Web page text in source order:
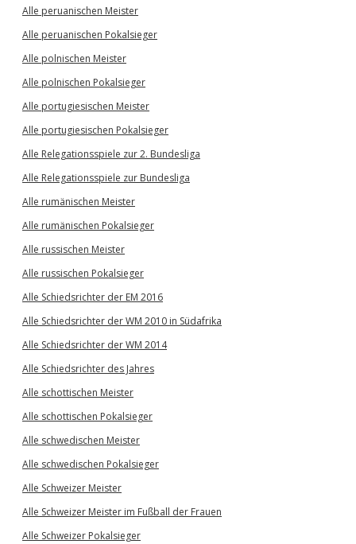
Alle peruanischen Meister
Alle peruanischen Pokalsieger
Alle polnischen Meister
Alle polnischen Pokalsieger
Alle portugiesischen Meister
Alle portugiesischen Pokalsieger
Alle Relegationsspiele zur 2. Bundesliga
Alle Relegationsspiele zur Bundesliga
Alle rumänischen Meister
Alle rumänischen Pokalsieger
Alle russischen Meister
Alle russischen Pokalsieger
Alle Schiedsrichter der EM 2016
Alle Schiedsrichter der WM 2010 in Südafrika
Alle Schiedsrichter der WM 2014
Alle Schiedsrichter des Jahres
Alle schottischen Meister
Alle schottischen Pokalsieger
Alle schwedischen Meister
Alle schwedischen Pokalsieger
Alle Schweizer Meister
Alle Schweizer Meister im Fußball der Frauen
Alle Schweizer Pokalsieger